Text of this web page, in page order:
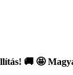
🚚 🤩